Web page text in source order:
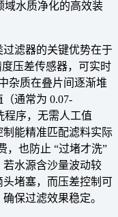
域水质净化的高效装
滤器的关键优势在于
压差传感器，可实时
杂质在叠片间逐渐堆
通常为 0.07-
程序，无需人工值
能精准匹配滤料实际
，也防止 “过堵才洗”
水源含沙量波动较
堵塞，而压差控制可
保过滤效果稳定。